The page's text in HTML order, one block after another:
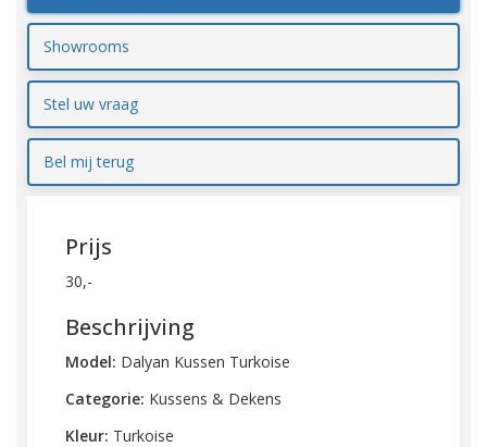
Showrooms
Stel uw vraag
Bel mij terug
Prijs
30,-
Beschrijving
Model: Dalyan Kussen Turkoise
Categorie: Kussens & Dekens
Kleur: Turkoise